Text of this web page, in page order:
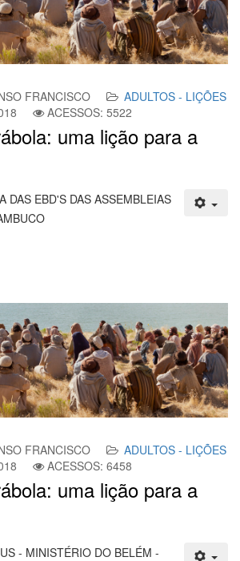
FRANCISCO
ADULTOS - LIÇÕES
ACESSOS: 5522
uma lição para a
DAS EBD'S DAS ASSEMBLEIAS
FRANCISCO
ADULTOS - LIÇÕES
ACESSOS: 6458
uma lição para a
- MINISTÉRIO DO BELÉM -